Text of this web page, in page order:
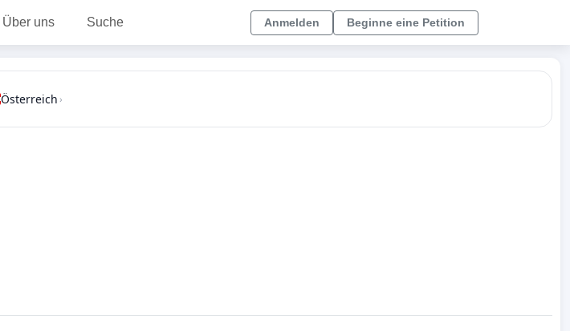
Über uns Suche Anmelden Beginne eine Petition
Österreich ›